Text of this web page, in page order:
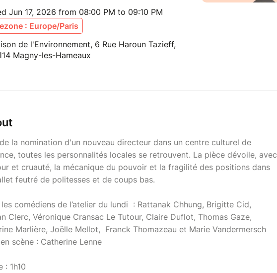
Jun 17, 2026 from 08:00 PM to 09:10 PM
: Europe/Paris
de l'Environnement, 6 Rue Haroun Tazieff,
Magny-les-Hameaux
la nomination d'un nouveau directeur dans un centre culturel de
toutes les personnalités locales se retrouvent. La pièce dévoile, avec
et cruauté, la mécanique du pouvoir et la fragilité des positions dans
feutré de politesses et de coups bas.
comédiens de l’atelier du lundi : Rattanak Chhung, Brigitte Cid,
Clerc, Véronique Cransac Le Tutour, Claire Duflot, Thomas Gaze,
Marlière, Joëlle Mellot, Franck Thomazeau et Marie Vandermersch
scène : Catherine Lenne
: 1h10